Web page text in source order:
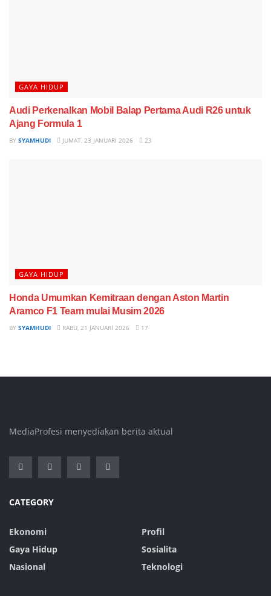
GAYA HIDUP
Audi Perkenalkan Mobil Balap Pertama Audi R26 untuk
Ajang Formula 1
BY SYAMHUDI JUMAT, 23 JANUARI 2026 23
GAYA HIDUP
Honda Umumkan Kemitraan dengan Aston Martin
Aramco F1 Team mulai Musim 2026
BY SYAMHUDI RABU, 21 JANUARI 2026 17
MediaProfesi menyediakan berita aktual
CATEGORY
Ekonomi
Gaya Hidup
Nasional
Profil
Sosialita
Teknologi